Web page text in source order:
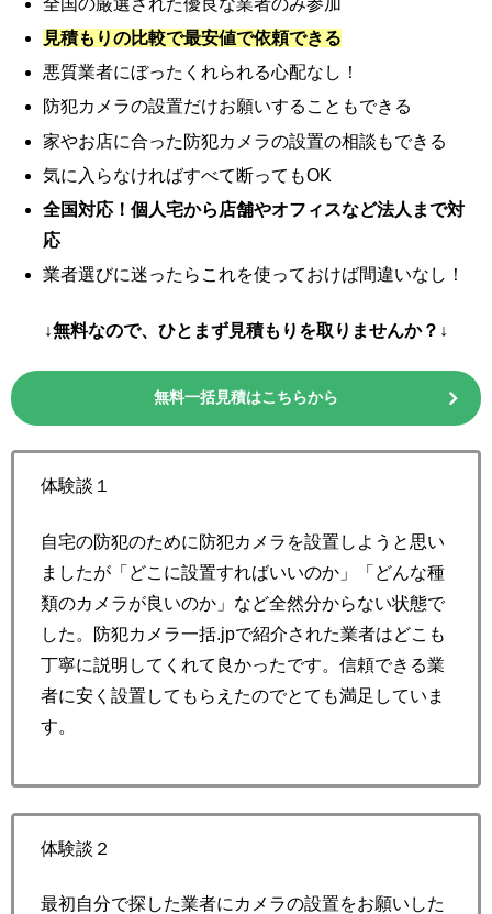
見積もりの比較で最安値で依頼できる
悪質業者にぼったくれられる心配なし！
防犯カメラの設置だけお願いすることもできる
家やお店に合った防犯カメラの設置の相談もできる
気に入らなければすべて断ってもOK
全国対応！個人宅から店舗やオフィスなど法人まで対
応
業者選びに迷ったらこれを使っておけば間違いなし！
↓無料なので、ひとまず見積もりを取りませんか？↓
無料一括見積はこちらから
体験談１
自宅の防犯のために防犯カメラを設置しようと思い
ましたが「どこに設置すればいいのか」「どんな種
類のカメラが良いのか」など全然分からない状態で
した。防犯カメラ一括.jpで紹介された業者はどこも
丁寧に説明してくれて良かったです。信頼できる業
者に安く設置してもらえたのでとても満足していま
す。
体験談２
最初自分で探した業者にカメラの設置をお願いした